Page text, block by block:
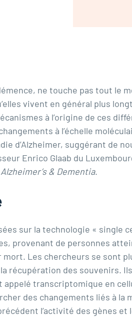
ne touche pas tout le
vivent en général plus
à l’origine de ces
à l’échelle
d’Alzheimer, suggérant de
Enrico Glaab du
Alzheimer’s & Dementia.
sur la technologie «
provenant de personnes
mort. Les chercheurs se sont
récupération des souvenirs.
appelé transcriptomique en
des changements liés à
l’activité des gènes